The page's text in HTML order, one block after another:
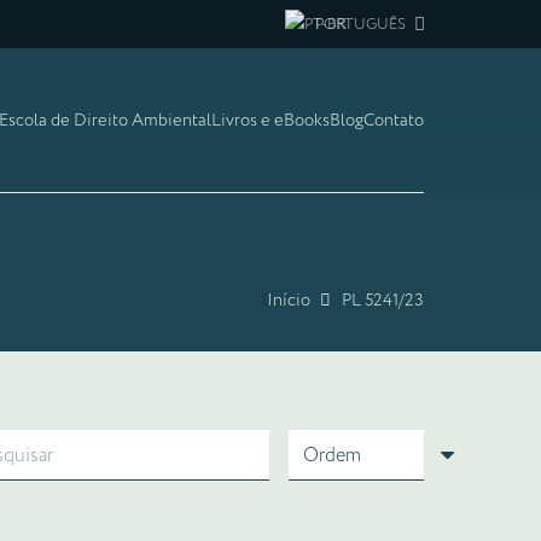
PORTUGUÊS
Escola de Direito AmbientalLivros e eBooksBlogContato
Início PL 5241/23